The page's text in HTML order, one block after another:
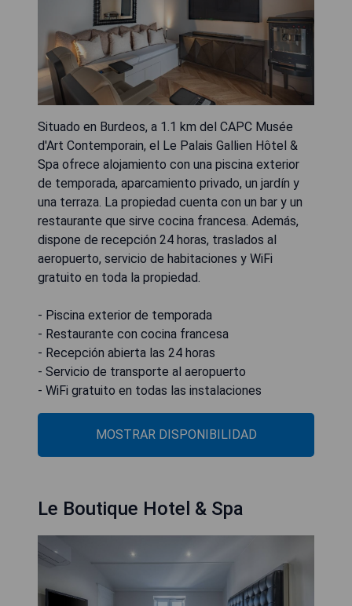
Situado en Burdeos, a 1.1 km del CAPC Musée
d'Art Contemporain, el Le Palais Gallien Hôtel &
Spa ofrece alojamiento con una piscina exterior
de temporada, aparcamiento privado, un jardín y
una terraza. La propiedad cuenta con un bar y un
restaurante que sirve cocina francesa. Además,
dispone de recepción 24 horas, traslados al
aeropuerto, servicio de habitaciones y WiFi
gratuito en toda la propiedad.
- Piscina exterior de temporada
- Restaurante con cocina francesa
- Recepción abierta las 24 horas
- Servicio de transporte al aeropuerto
- WiFi gratuito en todas las instalaciones
MOSTRAR DISPONIBILIDAD
Le Boutique Hotel & Spa